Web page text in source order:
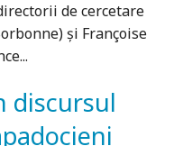
de cercetare
şi Françoise
discursul